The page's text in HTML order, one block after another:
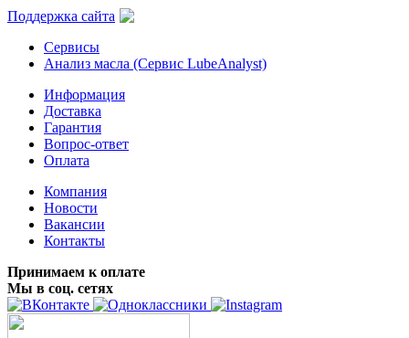
Поддержка сайта
Сервисы
Анализ масла (Сервис LubeAnalyst)
Информация
Доставка
Гарантия
Вопрос-ответ
Оплата
Компания
Новости
Вакансии
Контакты
Принимаем к оплате
Мы в соц. сетях